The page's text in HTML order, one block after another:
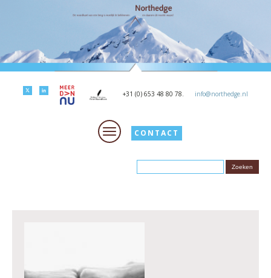
+31 (0) 653 48 80 78. info@northedge.nl
CONTACT